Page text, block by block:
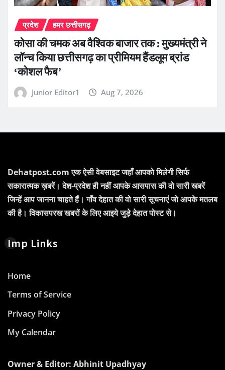
प्रदेश हमर छत्तीसगढ़
कोसा की चमक अब वैश्विक बाजार तक : मुख्यमंत्री ने
लॉन्च किया छत्तीसगढ़ का प्रीमियम हैंडलूम ब्रांड
‘कोशल फैब’
Junior Editor1 Aug 7, 2026
Dehatpost.com एक ऐसी वेबसाइट जहाँ आपको मिलेगी सिर्फ
सकारात्मक ख़बरें। देश-प्रदेश ही नहीं आपके आसपास की वो सारी खबरें
जिन्हें आप जानना चाहते हैं। गाँव देहात की वो सारी सूचनाएं जो आपके मतलब
की है। विकासपरख खबरों के लिए आइये जुड़े देहात पोस्ट से।
Imp Links
Home
Terms of Service
Privacy Policy
My Calendar
Owner & Editor: Abhinit Upadhyay